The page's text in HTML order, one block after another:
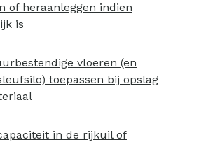
of heraanleggen indien
is
vloeren (en
toepassen bij opslag
in de rijkuil of